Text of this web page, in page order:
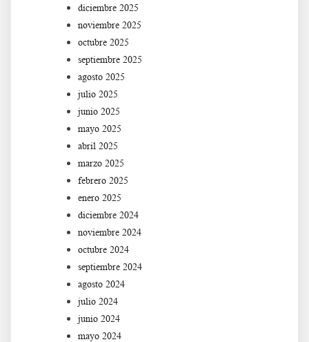
diciembre 2025
noviembre 2025
octubre 2025
septiembre 2025
agosto 2025
julio 2025
junio 2025
mayo 2025
abril 2025
marzo 2025
febrero 2025
enero 2025
diciembre 2024
noviembre 2024
octubre 2024
septiembre 2024
agosto 2024
julio 2024
junio 2024
mayo 2024